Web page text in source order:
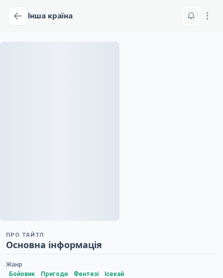
Інша країна
ПРО ТАЙТЛ
Основна інформація
Жанр
Бойовик
Пригоди Фентезі Ісекай